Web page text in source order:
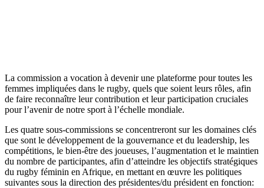
La commission a vocation à devenir une plateforme pour toutes les
femmes impliquées dans le rugby, quels que soient leurs rôles, afin
de faire reconnaître leur contribution et leur participation cruciales
pour l’avenir de notre sport à l’échelle mondiale.
Les quatre sous-commissions se concentreront sur les domaines clés
que sont le développement de la gouvernance et du leadership, les
compétitions, le bien-être des joueuses, l’augmentation et le maintien
du nombre de participantes, afin d’atteindre les objectifs stratégiques
du rugby féminin en Afrique, en mettant en œuvre les politiques
suivantes sous la direction des présidentes/du président en fonction: